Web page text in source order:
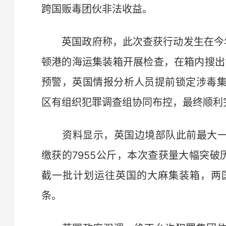
跨国贩毒团伙非法收益。
英国政府称，此次查获行动发生在今
顿港的海运集装箱开展检查，在箱内搜
预警，英国情报分析人员提前锁定涉毒
区有组织犯罪调查组协同布控，最终顺
资料显示，英国边境部队此前最大
缴获的7955公斤，本次查获量大幅突
截一批计划运往英国的大麻集装箱，
条。